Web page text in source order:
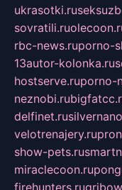
ukrasotki.ru
sovratili.ru
rbc-news.ruporno-
13autor-kolonka.ru
hostserve.ruporno-
neznobi.ru
delfinet.ru
velotrenajery.ru
show-pets.ru
miraclecoon.ru
firehunters.ru